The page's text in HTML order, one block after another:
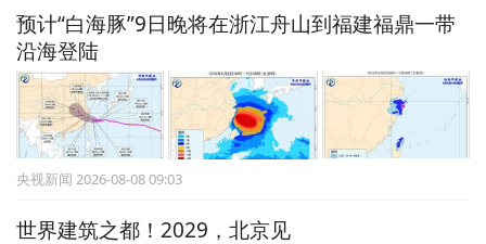
预计“白海豚”9日晚将在浙江舟山到福建福鼎一带
沿海登陆
央视新闻 2026-08-08 09:03
世界建筑之都！2029，北京见